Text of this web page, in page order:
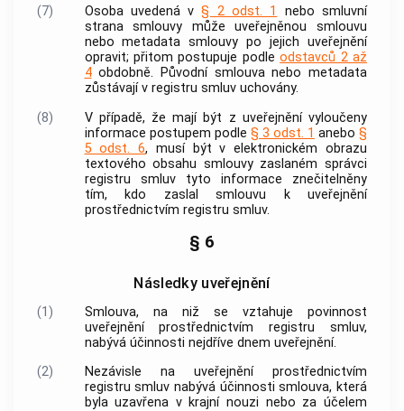
(7) Osoba uvedená v§ 2 odst. 1
nebo smluvní
strana smlouvy může uveřejněnou smlouvu
nebo metadata smlouvy po jejich uveřejnění
opravit; přitom postupuje podleodstavců 2 až
4obdobně. Původní smlouva nebo metadata
zůstávají v registru smluv uchovány.
(8)
V případě, že mají být z uveřejnění vyloučeny
informace postupem podle § 3 odst. 1 anebo §
5 odst. 6, musí být v elektronickém obrazu
textového obsahu smlouvy zaslaném správci
registru smluv tyto informace znečitelněny
tím, kdo zaslal smlouvu k uveřejnění
prostřednictvím registru smluv.
§ 6
Následky uveřejnění
(1)
Smlouva, na niž se vztahuje povinnost
uveřejnění prostřednictvím registru smluv,
nabývá účinnosti nejdříve dnem uveřejnění.
(2)
Nezávisle na uveřejnění prostřednictvím
registru smluv nabývá účinnosti smlouva, která
byla uzavřena v krajní nouzi nebo za účelem